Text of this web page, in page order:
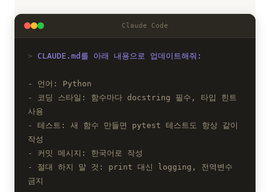
Claude Code
CLAUDE.md를 아래 내용으로 업데이트해줘:
- 언어: Python
- 코딩 스타일: 함수마다 docstring 필수, 타입 힌트
사용
- 테스트: 새 함수 만들면 pytest 테스트도 항상 같이
작성
- 커밋 메시지: 한국어로 작성
- 절대 하지 말 것: print 대신 logging, 전역변수
금지